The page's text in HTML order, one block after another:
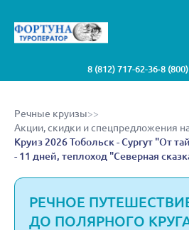
8 (812) 717-62-36•8
Речные круизы>>
Акции, скидки и спецпредложения
Круиз 2026 Тобольск - Сургут "От
- 11 дней, теплоход "Северная
РЕЧНОЕ
ДО ПОЛЯРНОГО